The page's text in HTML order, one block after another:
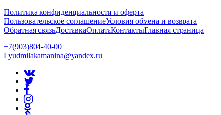
Политика конфиденциальности и оферта
Пользовательское соглашениеУсловия обмена и возврата
Обратная связьДоставкаОплатаКонтактыГлавная страница
+7(903)804-40-00
Lyudmilakamanina@yandex.ru